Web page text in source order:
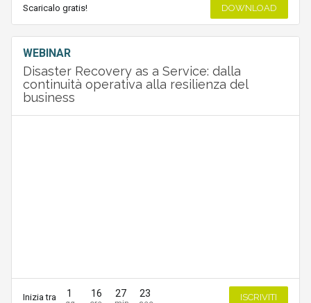
Scaricalo gratis! DOWNLOAD
WEBINAR
Disaster Recovery as a Service: dalla
continuità operativa alla resilienza del
business
Inizia tra 1 16 27 23 ISCRIVITI